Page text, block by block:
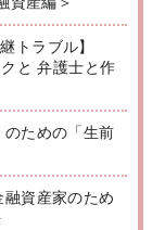
トラブル】
と 弁護士と作
ための「生前
資産家のため